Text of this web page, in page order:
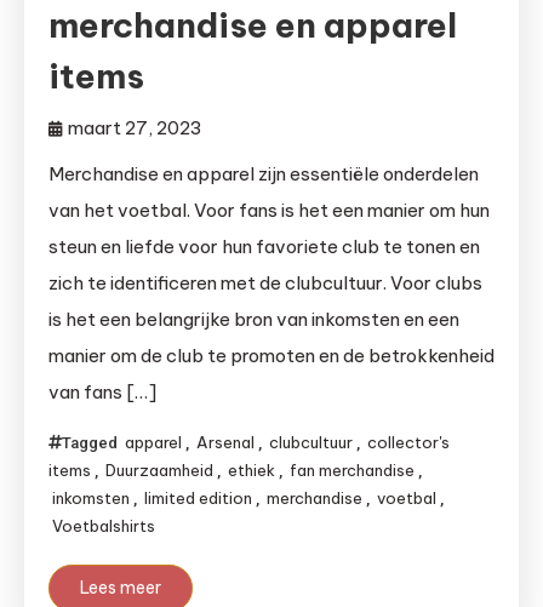
merchandise en apparel
items
maart 27, 2023
Merchandise en apparel zijn essentiële onderdelen
van het voetbal. Voor fans is het een manier om hun
steun en liefde voor hun favoriete club te tonen en
zich te identificeren met de clubcultuur. Voor clubs
is het een belangrijke bron van inkomsten en een
manier om de club te promoten en de betrokkenheid
van fans […]
Tagged apparel , Arsenal , clubcultuur , collector's
items , Duurzaamheid , ethiek , fan merchandise ,
inkomsten , limited edition , merchandise , voetbal ,
Voetbalshirts
Lees meer